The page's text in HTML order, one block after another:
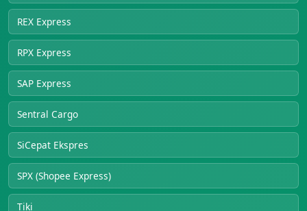
REX Express
RPX Express
SAP Express
Sentral Cargo
SiCepat Ekspres
SPX (Shopee Express)
Tiki